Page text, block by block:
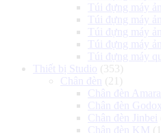
Túi đựng máy
Túi đựng máy
Túi đựng máy
Túi đựng máy
Túi đựng máy
Thiết bị Studio (353)
Chân đèn
(21)
Chân đèn Amaran
Chân đèn Godox
Chân đèn Jinbei
Chân đèn KM